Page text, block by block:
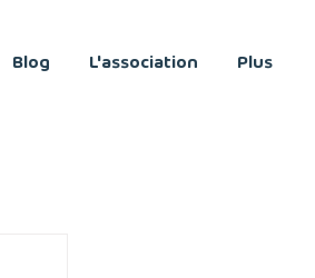
Blog L'association Plus